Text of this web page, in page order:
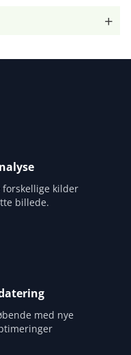
kilder
billede.
med nye